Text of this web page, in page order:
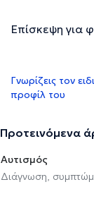
Επίσκεψη για
Γνωρίζεις τον
προφίλ του
Προτεινόμενα
Αυτισμός
Διάγνωση,